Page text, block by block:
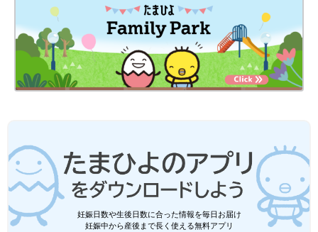
妊娠日数や生後日数に合った情報を毎日お届け
妊娠中から産後まで長く使える無料アプリ